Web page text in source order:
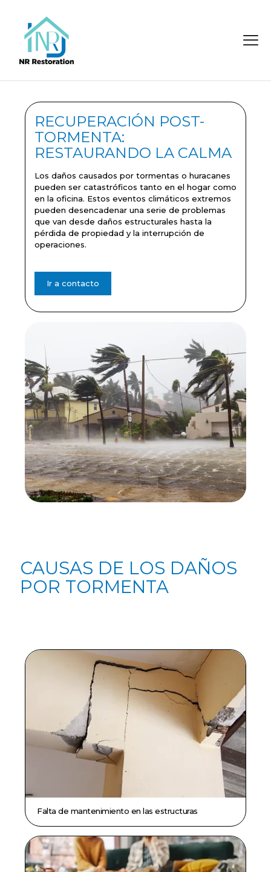
RECUPERACIÓN POST-
TORMENTA:
RESTAURANDO LA CALMA
Los daños causados por tormentas o huracanes
pueden ser catastróficos tanto en el hogar como
en la oficina. Estos eventos climáticos extremos
pueden desencadenar una serie de problemas
que van desde daños estructurales hasta la
pérdida de propiedad y la interrupción de
operaciones.
Ir a contacto
CAUSAS DE LOS DAÑOS
POR TORMENTA
Falta de mantenimiento en las estructuras